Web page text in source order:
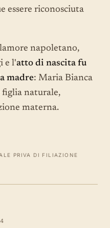
essere riconosciuta
napoletano,
e l'atto di nascita fu
madre: Maria Bianca
figlia naturale,
materna.
PRIVA DI FILIAZIONE